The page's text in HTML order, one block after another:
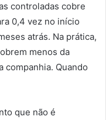
controladas cobre
0,4 vez no início
atrás. Na prática,
menos da
companhia. Quando
que não é